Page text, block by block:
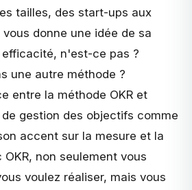
tailles, des start-ups aux
donne une idée de sa
n'est-ce pas ?
une autre méthode ?
entre la méthode OKR et
gestion des objectifs comme
accent sur la mesure et la
non seulement vous
voulez réaliser, mais vous